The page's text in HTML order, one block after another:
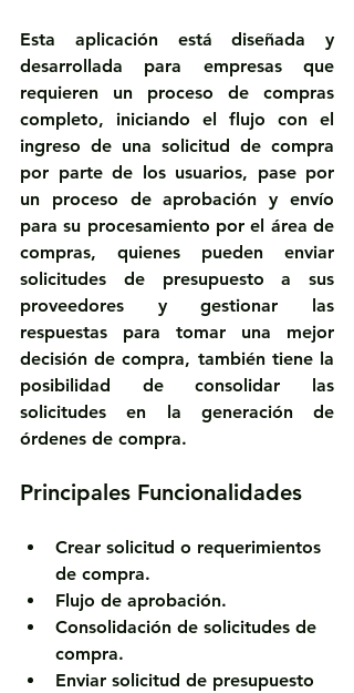
Esta aplicación está diseñada y
desarrollada para empresas que
requieren un proceso de compras
completo, iniciando el flujo con el
ingreso de una solicitud de compra
por parte de los usuarios, pase por
un proceso de aprobación y envío
para su procesamiento por el área de
compras, quienes pueden enviar
solicitudes de presupuesto a sus
proveedores y gestionar las
respuestas para tomar una mejor
decisión de compra, también tiene la
posibilidad de consolidar las
solicitudes en la generación de
órdenes de compra.
Principales Funcionalidades
Crear solicitud o requerimientos
de compra.
Flujo de aprobación.
Consolidación de solicitudes de
compra.
Enviar solicitud de presupuesto